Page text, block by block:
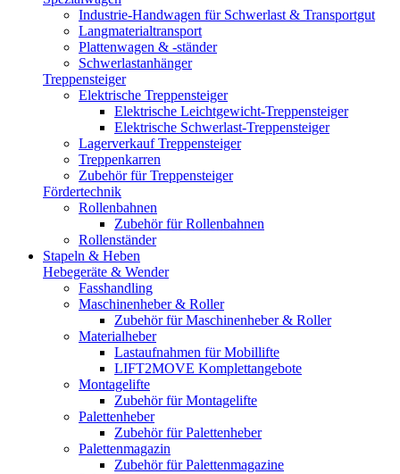
Industrie-Handwagen für Schwerlast & Transportgut
Langmaterialtransport
Plattenwagen & -ständer
Schwerlastanhänger
Treppensteiger
Elektrische Treppensteiger
Elektrische Leichtgewicht-Treppensteiger
Elektrische Schwerlast-Treppensteiger
Lagerverkauf Treppensteiger
Treppenkarren
Zubehör für Treppensteiger
Fördertechnik
Rollenbahnen
Zubehör für Rollenbahnen
Rollenständer
Stapeln & Heben
Hebegeräte & Wender
Fasshandling
Maschinenheber & Roller
Zubehör für Maschinenheber & Roller
Materialheber
Lastaufnahmen für Mobillifte
LIFT2MOVE Komplettangebote
Montagelifte
Zubehör für Montagelifte
Palettenheber
Zubehör für Palettenheber
Palettenmagazin
Zubehör für Palettenmagazine